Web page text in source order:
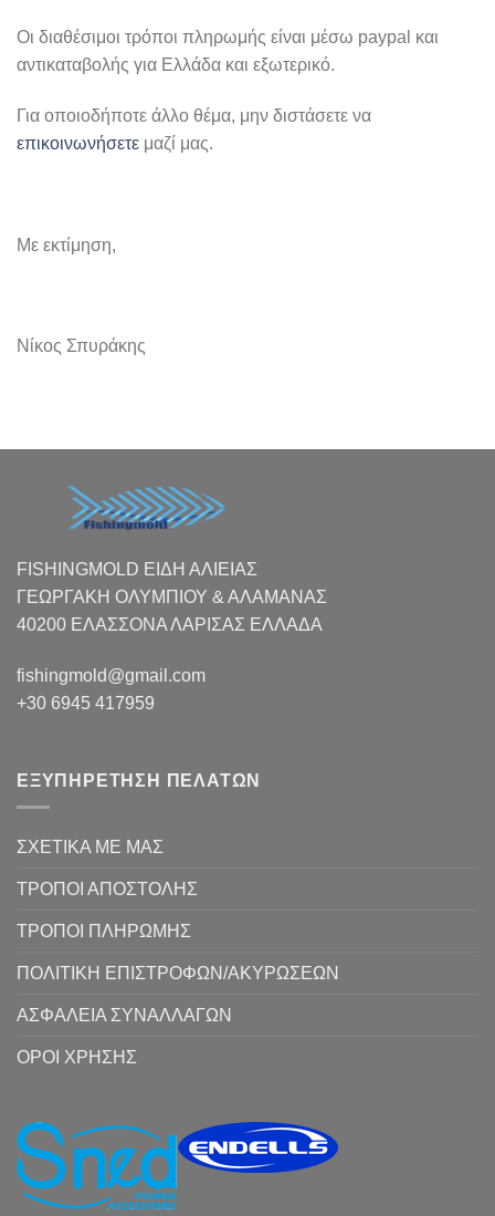
Οι διαθέσιμοι τρόποι πληρωμής είναι μέσω paypal και
αντικαταβολής για Ελλάδα και εξωτερικό.
Για οποιοδήποτε άλλο θέμα, μην διστάσετε να
επικοινωνήσετε μαζί μας.
Με εκτίμηση,
Νίκος Σπυράκης
FISHINGMOLD ΕΙΔΗ ΑΛΙΕΙΑΣ
ΓΕΩΡΓΑΚΗ ΟΛΥΜΠΙΟΥ & ΑΛΑΜΑΝΑΣ
40200 ΕΛΑΣΣΟΝΑ ΛΑΡΙΣΑΣ EΛΛΑΔΑ
fishingmold@gmail.com
+30 6945 417959
ΕΞΥΠΗΡΕΤΗΣΗ ΠΕΛΑΤΩΝ
ΣΧΕΤΙΚΑ ΜΕ ΜΑΣ
ΤΡΟΠΟΙ ΑΠΟΣΤΟΛΗΣ
ΤΡΟΠΟΙ ΠΛΗΡΩΜΗΣ
ΠΟΛΙΤΙΚΗ ΕΠΙΣΤΡΟΦΩΝ/ΑΚΥΡΩΣΕΩΝ
ΑΣΦΑΛΕΙΑ ΣΥΝΑΛΛΑΓΩΝ
ΟΡΟΙ ΧΡΗΣΗΣ